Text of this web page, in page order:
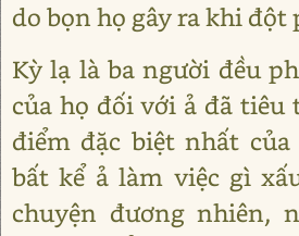
do bọn họ gây ra khi đột
Kỳ lạ là ba người đều
của họ đối với ả đã tiêu
điểm đặc biệt nhất
bất kể ả làm việc gì
chuyện đương nhiên,